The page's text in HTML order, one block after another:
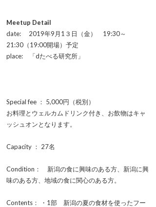
Meetup Detail
date: 2019年9月1３日（金） 19:30～
21:30（19:00開場）予定
place: 「dたべる研究所」
Special fee ： 5,000円（税別）
お料理とウェルカムドリンク付き、お飲物はキャ
ッシュオンとなります。
Capacity ： 27名
Condition： 新潟の食に興味のある方、新潟に興
味のある方、地域の食に関心のある方。
Contents： ・1部 新潟の夏の食材を使ったフー